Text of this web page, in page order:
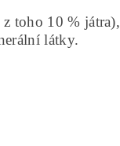
toho 10 % játra),
látky.